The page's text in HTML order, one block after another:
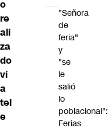
o
re
ali
za
do
ví
a
tel
e
"Señora
de
feria"
y
"se
le
salió
lo
poblacional":
Ferias